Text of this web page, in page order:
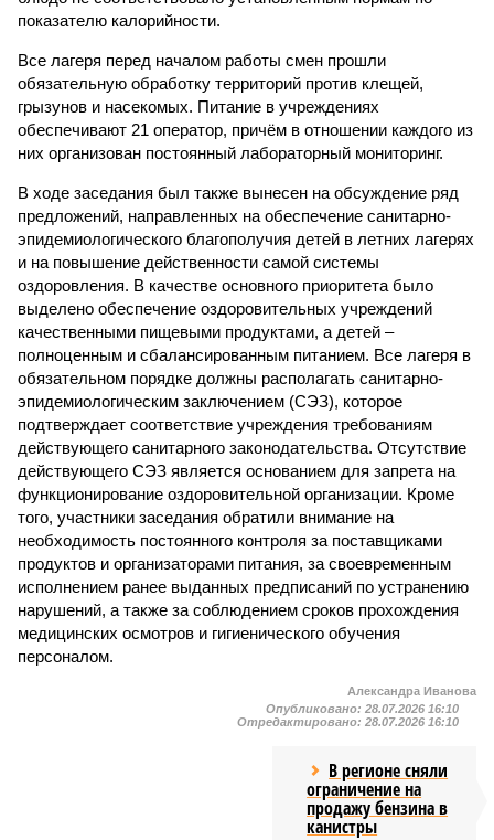
показателю калорийности.
Все лагеря перед началом работы смен прошли
обязательную обработку территорий против клещей,
грызунов и насекомых. Питание в учреждениях
обеспечивают 21 оператор, причём в отношении каждого из
них организован постоянный лабораторный мониторинг.
В ходе заседания был также вынесен на обсуждение ряд
предложений, направленных на обеспечение санитарно-
эпидемиологического благополучия детей в летних лагерях
и на повышение действенности самой системы
оздоровления. В качестве основного приоритета было
выделено обеспечение оздоровительных учреждений
качественными пищевыми продуктами, а детей –
полноценным и сбалансированным питанием. Все лагеря в
обязательном порядке должны располагать санитарно-
эпидемиологическим заключением (СЭЗ), которое
подтверждает соответствие учреждения требованиям
действующего санитарного законодательства. Отсутствие
действующего СЭЗ является основанием для запрета на
функционирование оздоровительной организации. Кроме
того, участники заседания обратили внимание на
необходимость постоянного контроля за поставщиками
продуктов и организаторами питания, за своевременным
исполнением ранее выданных предписаний по устранению
нарушений, а также за соблюдением сроков прохождения
медицинских осмотров и гигиенического обучения
персоналом.
Александра Иванова
Опубликовано: 28.07.2026 16:10
Отредактировано: 28.07.2026 16:10
В регионе сняли
ограничение на
продажу бензина в
канистры